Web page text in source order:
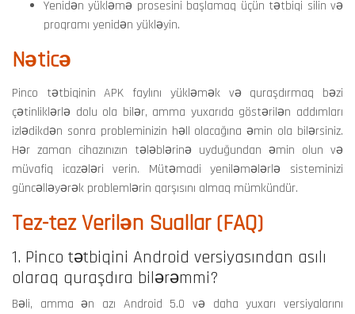
Yenidən yükləmə prosesini başlamaq üçün tətbiqi silin və
proqramı yenidən yükləyin.
Nəticə
Pinco tətbiqinin APK faylını yükləmək və quraşdırmaq bəzi
çətinliklərlə dolu ola bilər, amma yuxarıda göstərilən addımları
izlədikdən sonra probleminizin həll olacağına əmin ola bilərsiniz.
Hər zaman cihazınızın tələblərinə uyduğundan əmin olun və
müvafiq icazələri verin. Mütəmadi yeniləmələrlə sisteminizi
güncəlləyərək problemlərin qarşısını almaq mümkündür.
Tez-tez Verilən Suallar (FAQ)
1. Pinco tətbiqini Android versiyasından asılı
olaraq quraşdıra bilərəmmi?
Bəli, amma ən azı Android 5.0 və daha yuxarı versiyalarını